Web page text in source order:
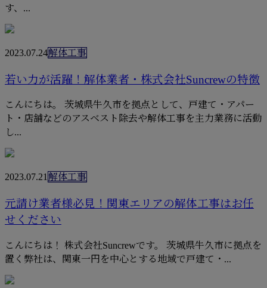
す、...
2023.07.24解体工事
若い力が活躍！解体業者・株式会社Suncrewの特徴
こんにちは。 茨城県牛久市を拠点として、戸建て・アパー
ト・店舗などのアスベスト除去や解体工事を主力業務に活動
し...
2023.07.21 解体工事
元請け業者様必見！関東エリアの解体工事はお任
せください
こんにちは！ 株式会社Suncrewです。 茨城県牛久市に拠点を
置く弊社は、関東一円を中心とする地域で戸建て・...